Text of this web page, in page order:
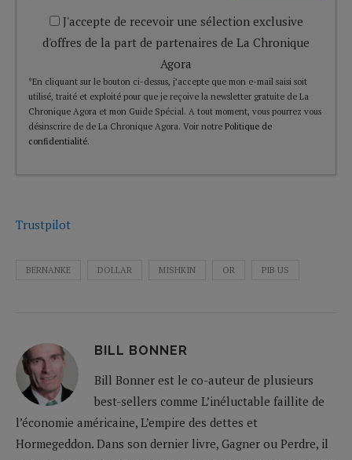
J'accepte de recevoir une sélection exclusive
d'offres de la part de partenaires de La Chronique
Agora
*En cliquant sur le bouton ci-dessus, j’accepte que mon e-mail saisi soit
utilisé, traité et exploité pour que je reçoive la newsletter gratuite de La
Chronique Agora et mon Guide Spécial. A tout moment, vous pourrez vous
désinscrire de de La Chronique Agora. Voir notre Politique de
confidentialité.
Trustpilot
BERNANKE DOLLAR MISHKIN OR PIB US
BILL BONNER
Bill Bonner est le co-auteur de plusieurs
best-sellers comme L’inéluctable faillite de
l’économie américaine, L’empire des dettes et
Hormegeddon. Dans son dernier livre, Gagner ou Perdre, il